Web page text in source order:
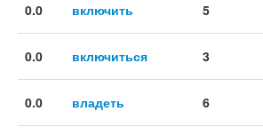
0.0 включить 5
0.0 включиться 3
0.0 владеть 6